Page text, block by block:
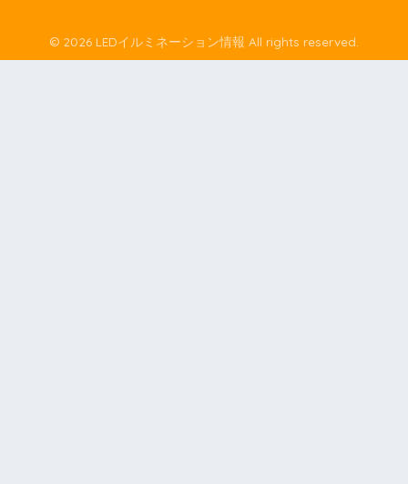
© 2026 LEDイルミネーション情報 All rights reserved.